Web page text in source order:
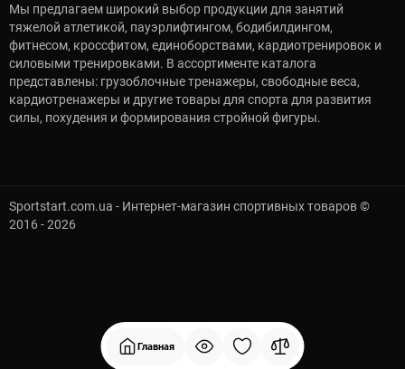
Главная
Мы предлагаем широкий выбор продукции для занятий
тяжелой атлетикой, пауэрлифтингом, бодибилдингом,
фитнесом, кроссфитом, единоборствами, кардиотренировок и
силовыми тренировками. В ассортименте каталога
представлены: грузоблочные тренажеры, свободные веса,
кардиотренажеры и другие товары для спорта для развития
силы, похудения и формирования стройной фигуры.
Sportstart.com.ua - Интернет-магазин спортивных товаров ©
2016 - 2026